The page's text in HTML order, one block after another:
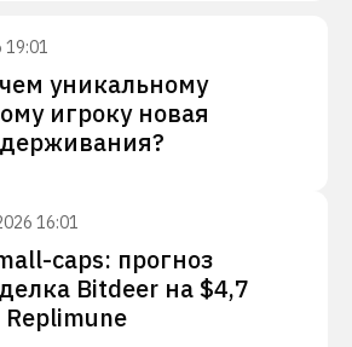
19:01
уникальному
игроку новая
16:01
caps: прогноз
Bitdeer на $4,7